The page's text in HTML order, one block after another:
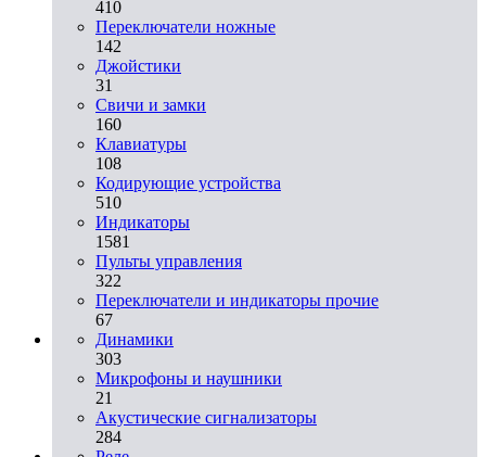
410
Переключатели ножные
142
Джойстики
31
Свичи и замки
160
Клавиатуры
108
Кодирующие устройства
510
Индикаторы
1581
Пульты управления
322
Переключатели и индикаторы прочие
67
Динамики
303
Микрофоны и наушники
21
Акустические сигнализаторы
284